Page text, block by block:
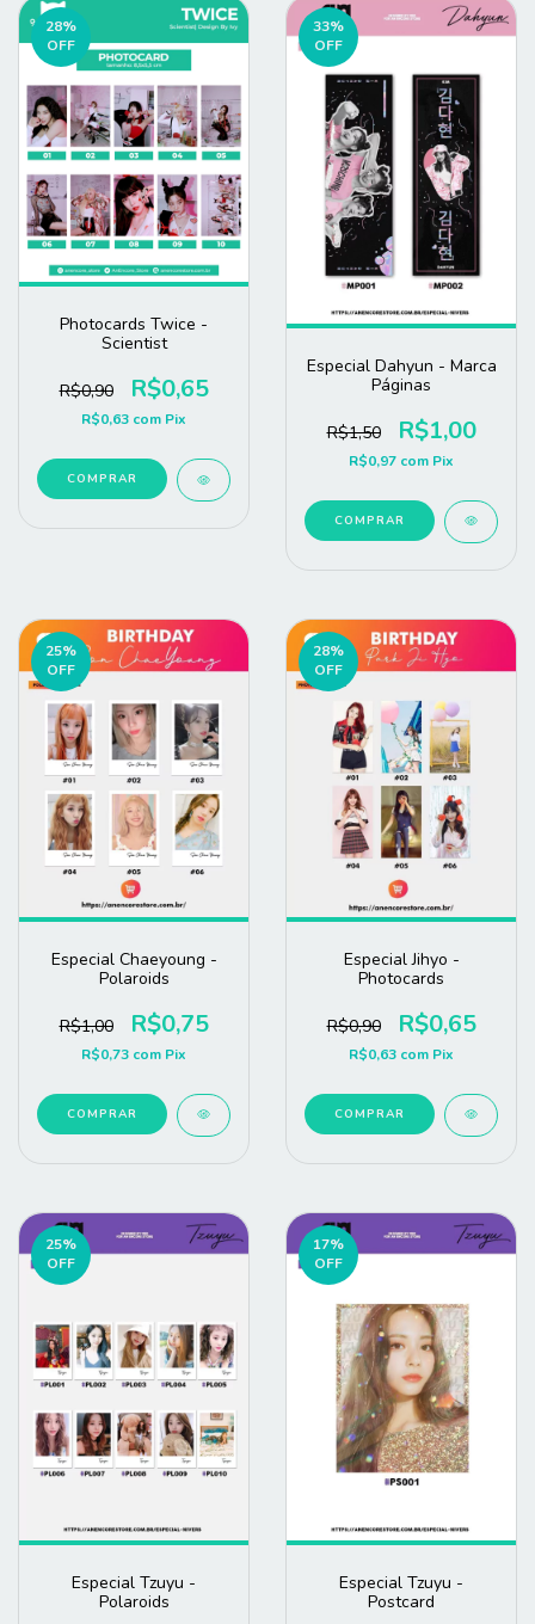
28%
OFF
Photocards Twice -
Scientist
R$0,90 R$0,65
R$0,63 com Pix
COMPRAR
33%
OFF
Especial Dahyun - Marca
Páginas
R$1,50 R$1,00
R$0,97 com Pix
COMPRAR
25%
OFF
Especial Chaeyoung -
Polaroids
R$1,00 R$0,75
R$0,73 com Pix
COMPRAR
28%
OFF
Especial Jihyo -
Photocards
R$0,90 R$0,65
R$0,63 com Pix
COMPRAR
25%
OFF
Especial Tzuyu -
Polaroids
17%
OFF
Especial Tzuyu -
Postcard